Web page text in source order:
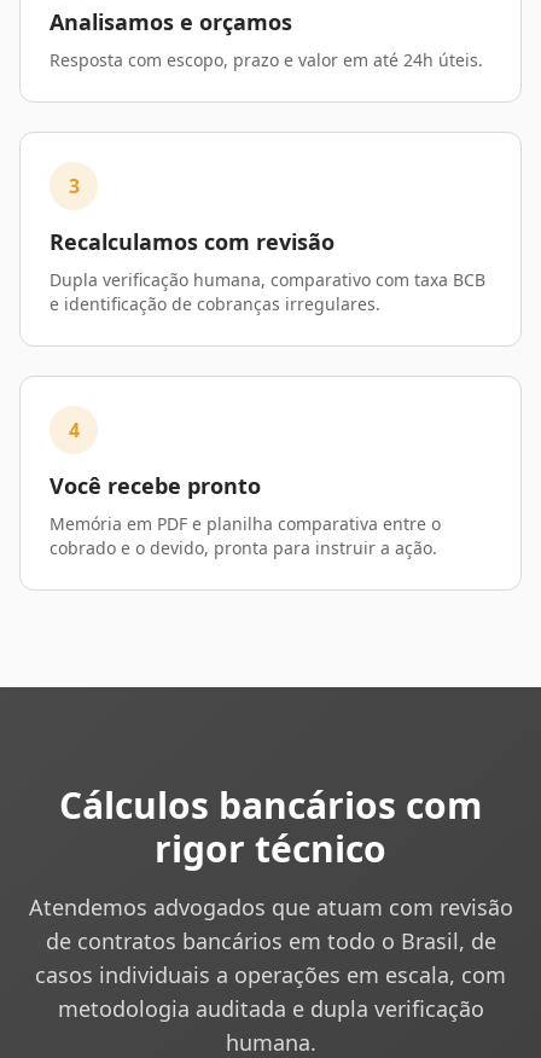
Analisamos e orçamos
Resposta com escopo, prazo e valor em até 24h úteis.
3
Recalculamos com revisão
Dupla verificação humana, comparativo com taxa BCB
e identificação de cobranças irregulares.
4
Você recebe pronto
Memória em PDF e planilha comparativa entre o
cobrado e o devido, pronta para instruir a ação.
Cálculos bancários com
rigor técnico
Atendemos advogados que atuam com revisão
de contratos bancários em todo o Brasil, de
casos individuais a operações em escala, com
metodologia auditada e dupla verificação
humana.